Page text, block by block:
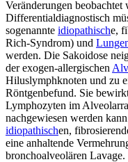
Veränderungen beobachtet
Differentialdiagnostisch
sogenannte idiopathische,
Rich-Syndrom) und
werden. Die Sakoidose
der exogen-allergischen
Hiluslymphknoten und zu
Röntgenbefund. Sie
Lymphozyten im
nachgewiesen werden
idiopathischen,
eine anhaltende
bronchoalveolären Lavage.